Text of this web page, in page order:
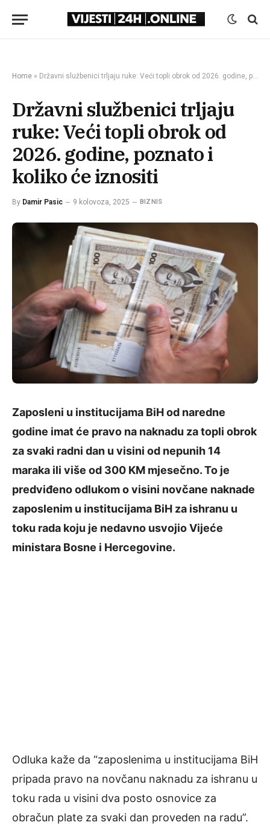
Home » Državni službenici trljaju ruke: Veći topli obrok od 2026. godine, poznato i koliko će iznositi
Državni službenici trljaju
ruke: Veći topli obrok od
2026. godine, poznato i
koliko će iznositi
By Damir Pasic 9 kolovoza, 2025 BIZNIS
Zaposleni u institucijama BiH od naredne
godine imat će pravo na naknadu za topli obrok
za svaki radni dan u visini od nepunih 14
maraka ili više od 300 KM mjesečno. To je
predviđeno odlukom o visini novčane naknade
zaposlenim u institucijama BiH za ishranu u
toku rada koju je nedavno usvojio Vijeće
ministara Bosne i Hercegovine.
Odluka kaže da “zaposlenima u institucijama BiH
pripada pravo na novčanu naknadu za ishranu u
toku rada u visini dva posto osnovice za
obračun plate za svaki dan proveden na radu”.